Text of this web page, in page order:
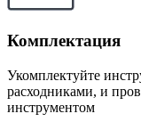
Комплектация
Укомплектуйте
расходниками, и
инструментом